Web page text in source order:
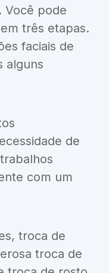
Você pode
três etapas.
faciais de
alguns
de
com um
troca de
troca de